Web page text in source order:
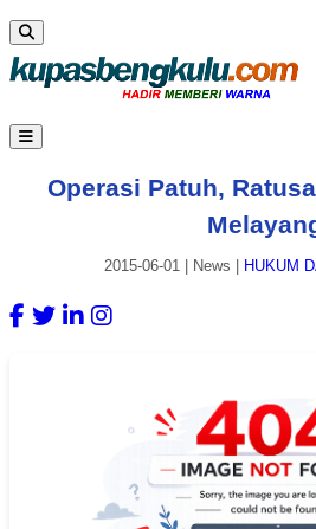
Operasi Patuh,
2015-06-01| News HUKUM